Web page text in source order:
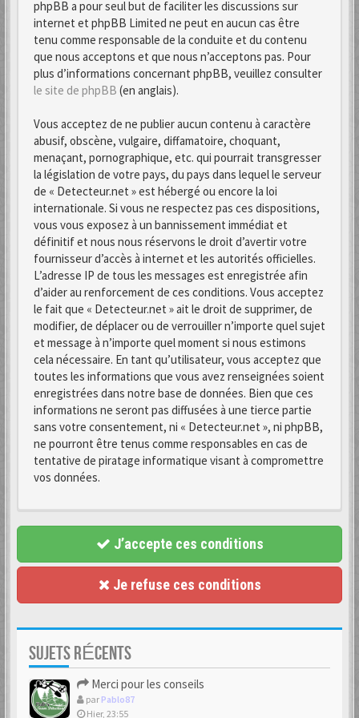
phpBB a pour seul but de faciliter les discussions sur
internet et phpBB Limited ne peut en aucun cas être
tenu comme responsable de la conduite et du contenu
que nous acceptons et que nous n’acceptons pas. Pour
plus d’informations concernant phpBB, veuillez consulter
le site de phpBB (en anglais).
Vous acceptez de ne publier aucun contenu à caractère
abusif, obscène, vulgaire, diffamatoire, choquant,
menaçant, pornographique, etc. qui pourrait transgresser
la législation de votre pays, du pays dans lequel le serveur
de « Detecteur.net » est hébergé ou encore la loi
internationale. Si vous ne respectez pas ces dispositions,
vous vous exposez à un bannissement immédiat et
définitif et nous nous réservons le droit d’avertir votre
fournisseur d’accès à internet et les autorités officielles.
L’adresse IP de tous les messages est enregistrée afin
d’aider au renforcement de ces conditions. Vous acceptez
le fait que « Detecteur.net » ait le droit de supprimer, de
modifier, de déplacer ou de verrouiller n’importe quel sujet
et message à n’importe quel moment si nous estimons
cela nécessaire. En tant qu’utilisateur, vous acceptez que
toutes les informations que vous avez renseignées soient
enregistrées dans notre base de données. Bien que ces
informations ne seront pas diffusées à une tierce partie
sans votre consentement, ni « Detecteur.net », ni phpBB,
ne pourront être tenus comme responsables en cas de
tentative de piratage informatique visant à compromettre
vos données.
J’accepte ces conditions
Je refuse ces conditions
SUJETS RÉCENTS
Merci pour les conseils
par Pablo87
Hier, 23:55